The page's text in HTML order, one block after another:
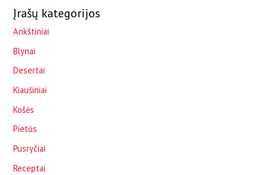
Įrašų kategorijos
Ankštiniai
Blynai
Desertai
Kiaušiniai
Košės
Pietūs
Pusryčiai
Receptai